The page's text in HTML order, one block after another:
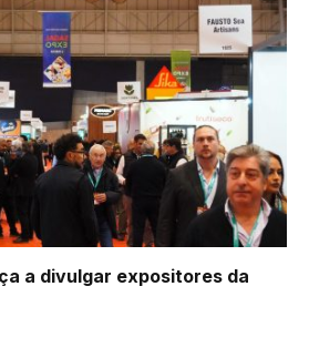
a divulgar expositores da